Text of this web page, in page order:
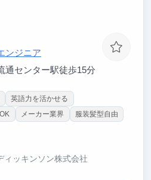
ンジニア
通センター駅徒歩15分
英語力を活かせる
メーカー業界
服装髪型自由
ィッキンソン株式会社